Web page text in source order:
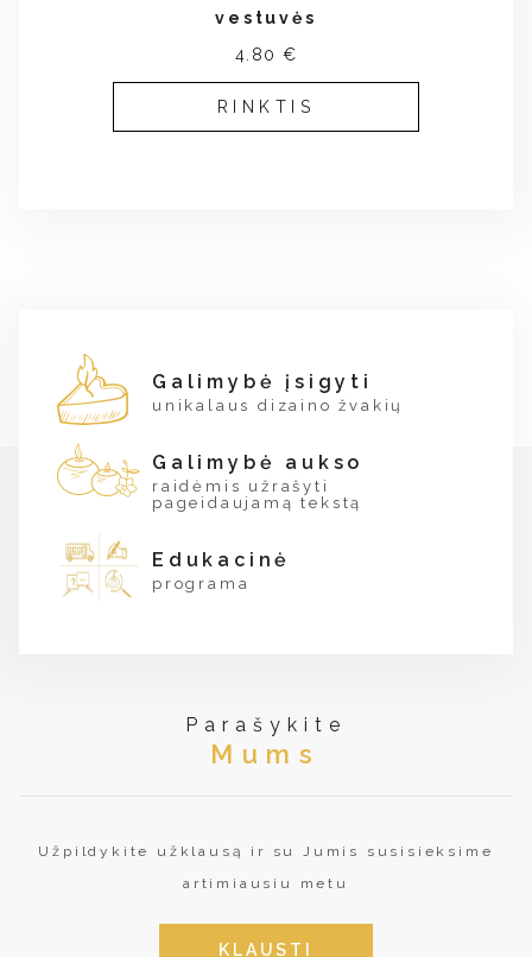
vestuvės
4.80 €
RINKTIS
Galimybė įsigyti
unikalaus dizaino žvakių
Galimybė aukso
raidėmis užrašyti
pageidaujamą tekstą
Edukacinė
programa
Parašykite
Mums
Užpildykite užklausą ir su Jumis susisieksime
artimiausiu metu
KLAUSTI